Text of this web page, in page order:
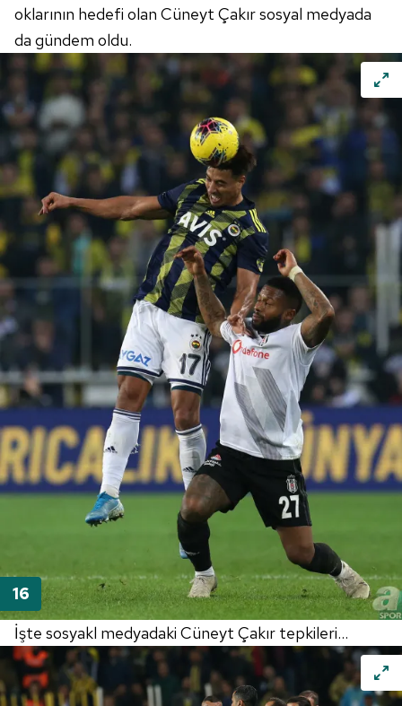
oklarının hedefi olan Cüneyt Çakır sosyal medyada
da gündem oldu.
İşte sosyakl medyadaki Cüneyt Çakır tepkileri...